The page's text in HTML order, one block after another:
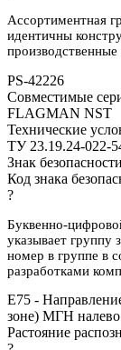
Ассортиментная
идентичны
PS-42226
Совместимые
FLAGMAN NST
Технические
ТУ 23.19.24-022-
Знак безопасности
Код знака
?
Буквенно-
указывает группу
номер в группе в
разработками
E75 -
зоне) МГН налево
Растояние